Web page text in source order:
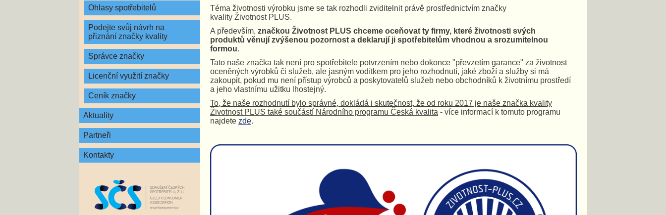
Ohlasy spotřebitelů
Podejte svůj návrh na
přiznání značky kvality
Správce značky
Licenční využití značky
Ceník značky
Aktuality
Partneři
Kontakty
Téma životnosti výrobku jsme se tak rozhodli zviditelnit právě prostřednictvím značky
kvality Životnost PLUS.
A především, značkou Životnost PLUS chceme oceňovat ty firmy, které životnosti svých
produktů věnují zvýšenou pozornost a deklarují ji spotřebitelům vhodnou a srozumitelnou
formou.
Tato naše značka tak není pro spotřebitele potvrzením nebo dokonce "převzetím garance" za životnost
oceněných výrobků či služeb, ale jasným vodítkem pro jeho rozhodnutí, jaké zboží a služby si má
zakoupit, pokud mu není přístup výrobců a poskytovatelů služeb nebo obchodníků k životnímu prostředí
a jeho vlastnímu užitku lhostejný.
To, že naše rozhodnutí bylo správné, dokládá i skutečnost, že od roku 2017 je naše značka kvality
Životnost PLUS také součástí Národního programu Česká kvalita - více informací k tomuto programu
najdete zde.